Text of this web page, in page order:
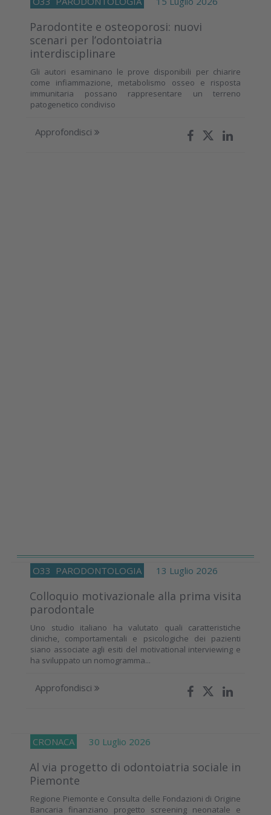
Parodontite e osteoporosi: nuovi
scenari per l’odontoiatria
interdisciplinare
Gli autori esaminano le prove disponibili per chiarire
come infiammazione, metabolismo osseo e risposta
immunitaria possano rappresentare un terreno
patogenetico condiviso
Approfondisci
O33 PARODONTOLOGIA 13 Luglio 2026
Colloquio motivazionale alla prima visita
parodontale
Uno studio italiano ha valutato quali caratteristiche
cliniche, comportamentali e psicologiche dei pazienti
siano associate agli esiti del motivational interviewing e
ha sviluppato un nomogramma...
Approfondisci
CRONACA 30 Luglio 2026
Al via progetto di odontoiatria sociale in
Piemonte
Regione Piemonte e Consulta delle Fondazioni di Origine
Bancaria finanziano progetto screening neonatale e